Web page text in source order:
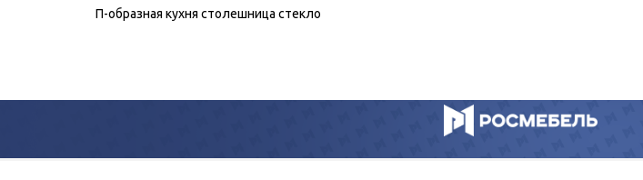
П-образная кухня столешница стекло